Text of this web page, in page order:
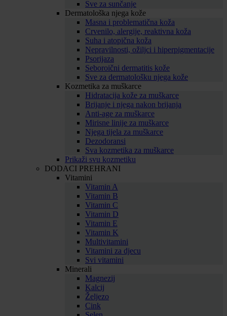
Sve za sunčanje
Dermatološka njega kože
Masna i problematična koža
Crvenilo, alergije, reaktivna koža
Suha i atopična koža
Nepravilnosti, ožiljci i hiperpigmentacije
Psorijaza
Seboroični dermatitis kože
Sve za dermatološku njega kože
Kozmetika za muškarce
Hidratacija kože za muškarce
Brijanje i njega nakon brijanja
Anti-age za muškarce
Mirisne linije za muškarce
Njega tijela za muškarce
Dezodoransi
Sva kozmetika za muškarce
Prikaži svu kozmetiku
DODACI PREHRANI
Vitamini
Vitamin A
Vitamin B
Vitamin C
Vitamin D
Vitamin E
Vitamin K
Multivitamini
Vitamini za djecu
Svi vitamini
Minerali
Magnezij
Kalcij
Željezo
Cink